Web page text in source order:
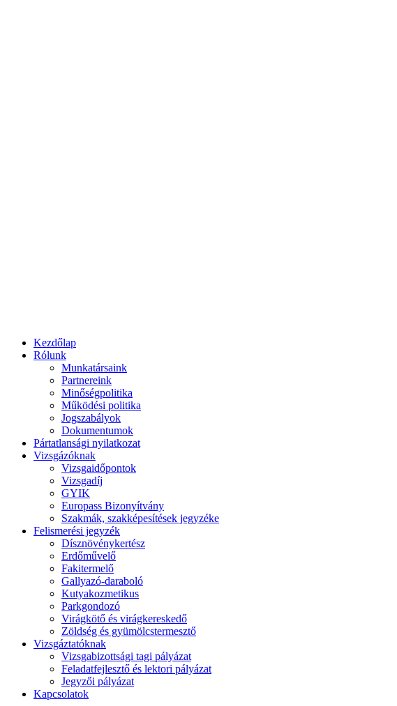
Kezdőlap
Rólunk
Munkatársaink
Partnereink
Minőségpolitika
Működési politika
Jogszabályok
Dokumentumok
Pártatlansági nyilatkozat
Vizsgázóknak
Vizsgaidőpontok
Vizsgadíj
GYIK
Europass Bizonyítvány
Szakmák, szakképesítések jegyzéke
Felismerési jegyzék
Dísznövénykertész
Erdőművelő
Fakitermelő
Gallyazó-daraboló
Kutyakozmetikus
Parkgondozó
Virágkötő és virágkereskedő
Zöldség és gyümölcstermesztő
Vizsgáztatóknak
Vizsgabizottsági tagi pályázat
Feladatfejlesztő és lektori pályázat
Jegyzői pályázat
Kapcsolatok